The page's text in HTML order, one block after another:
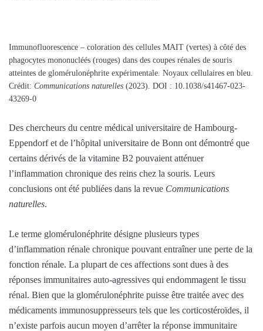
Immunofluorescence – coloration des cellules MAIT (vertes) à côté des
phagocytes mononucléés (rouges) dans des coupes rénales de souris
atteintes de glomérulonéphrite expérimentale. Noyaux cellulaires en bleu.
Crédit: Communications naturelles (2023). DOI : 10.1038/s41467-023-
43269-0
Des chercheurs du centre médical universitaire de Hambourg-
Eppendorf et de l’hôpital universitaire de Bonn ont démontré que
certains dérivés de la vitamine B2 pouvaient atténuer
l’inflammation chronique des reins chez la souris. Leurs
conclusions ont été publiées dans la revue Communications
naturelles.
Le terme glomérulonéphrite désigne plusieurs types
d’inflammation rénale chronique pouvant entraîner une perte de la
fonction rénale. La plupart de ces affections sont dues à des
réponses immunitaires auto-agressives qui endommagent le tissu
rénal. Bien que la glomérulonéphrite puisse être traitée avec des
médicaments immunosuppresseurs tels que les corticostéroïdes, il
n’existe parfois aucun moyen d’arrêter la réponse immunitaire